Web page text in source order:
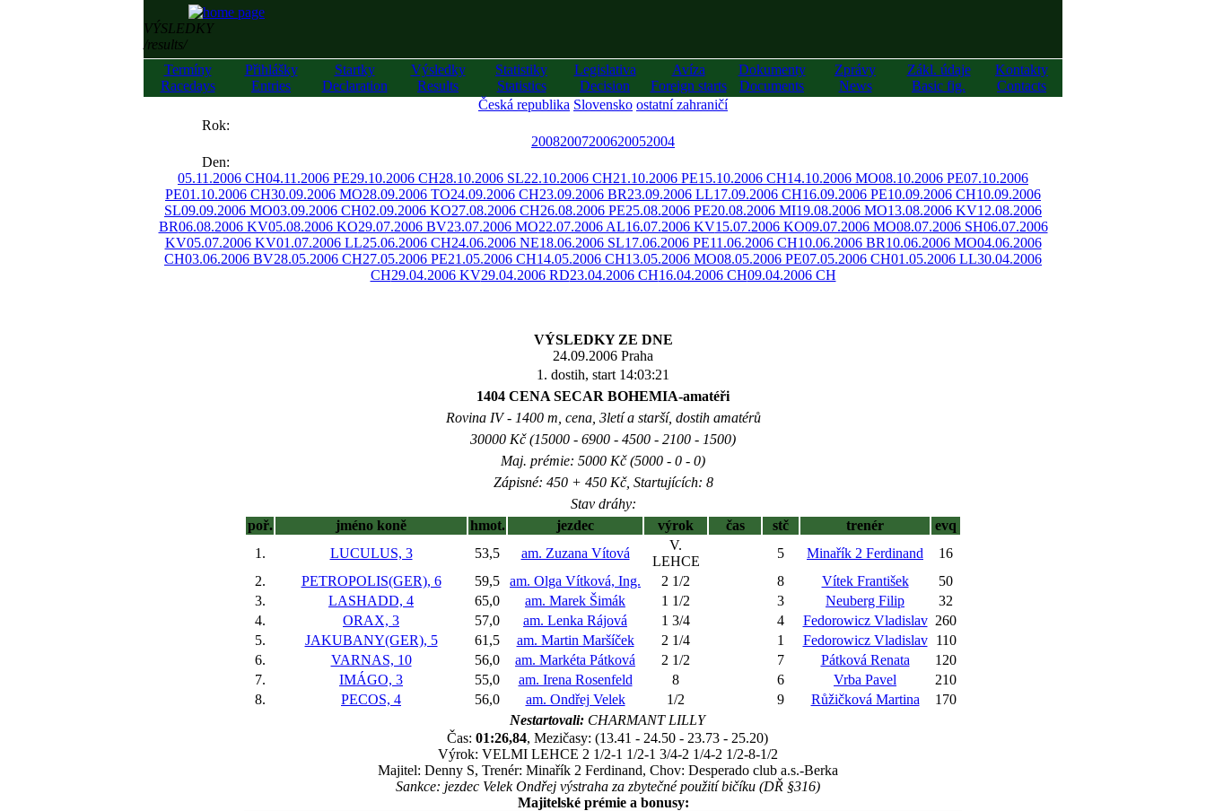
VÝSLEDKY
/results/
Termíny
Racedays
Přihlášky
Entries
Startky
Declaration
Výsledky
Results
Statistiky
Statistics
Legislativa
Decision
Avíza
Foreign starts
Dokumenty
Documents
Zprávy
News
Zákl. údaje
Basic fig.
Kontakty
Contacts
Česká republika Slovensko ostatní zahraničí
Rok:
20082007200620052004
Den:
05.11.2006 CH04.11.2006 PE29.10.2006 CH28.10.2006 SL22.10.2006 CH21.10.2006 PE15.10.2006 CH14.10.2006 MO08.10.2006 PE07.10.2006
PE01.10.2006 CH30.09.2006 MO28.09.2006 TO24.09.2006 CH23.09.2006 BR23.09.2006 LL17.09.2006 CH16.09.2006 PE10.09.2006 CH10.09.2006
SL09.09.2006 MO03.09.2006 CH02.09.2006 KO27.08.2006 CH26.08.2006 PE25.08.2006 PE20.08.2006 MI19.08.2006 MO13.08.2006 KV12.08.2006
BR06.08.2006 KV05.08.2006 KO29.07.2006 BV23.07.2006 MO22.07.2006 AL16.07.2006 KV15.07.2006 KO09.07.2006 MO08.07.2006 SH06.07.2006
KV05.07.2006 KV01.07.2006 LL25.06.2006 CH24.06.2006 NE18.06.2006 SL17.06.2006 PE11.06.2006 CH10.06.2006 BR10.06.2006 MO04.06.2006
CH03.06.2006 BV28.05.2006 CH27.05.2006 PE21.05.2006 CH14.05.2006 CH13.05.2006 MO08.05.2006 PE07.05.2006 CH01.05.2006 LL30.04.2006
CH29.04.2006 KV29.04.2006 RD23.04.2006 CH16.04.2006 CH09.04.2006 CH
VÝSLEDKY ZE DNE
24.09.2006 Praha
1. dostih, start 14:03:21
1404 CENA SECAR BOHEMIA-amatéři
Rovina IV - 1400 m, cena, 3letí a starší, dostih amatérů
30000 Kč (15000 - 6900 - 4500 - 2100 - 1500)
Maj. prémie: 5000 Kč (5000 - 0 - 0)
Zápisné: 450 + 450 Kč, Startujících: 8
Stav dráhy:
poř.
jméno koně hmot. jezdec výrok čas stč trenér
evq
1.
LUCULUS, 3 53,5 am. Zuzana Vítová
V.
LEHCE
5 Minařík 2 Ferdinand
16
2.
PETROPOLIS(GER), 6 59,5 am. Olga Vítková, Ing. 2 1/2 8 Vítek František
50
3.
LASHADD, 4 65,0 am. Marek Šimák 1 1/2 3 Neuberg Filip
32
4.
ORAX, 3 57,0 am. Lenka Rájová 1 3/4 4 Fedorowicz Vladislav 260
5.
JAKUBANY(GER), 5 61,5 am. Martin Maršíček 2 1/4 1 Fedorowicz Vladislav
110
6.
VARNAS, 10 56,0 am. Markéta Pátková 2 1/2 7 Pátková Renata
120
7.
IMÁGO, 3 55,0 am. Irena Rosenfeld 8 6 Vrba Pavel
210
8.
PECOS, 4 56,0 am. Ondřej Velek 1/2 9 Růžičková Martina
170
Nestartovali: CHARMANT LILLY
Čas: 01:26,84, Mezičasy: (13.41 - 24.50 - 23.73 - 25.20)
Výrok: VELMI LEHCE 2 1/2-1 1/2-1 3/4-2 1/4-2 1/2-8-1/2
Majitel: Denny S, Trenér: Minařík 2 Ferdinand, Chov: Desperado club a.s.-Berka
Sankce: jezdec Velek Ondřej výstraha za zbytečné použití bičíku (DŘ §316)
Majitelské prémie a bonusy: